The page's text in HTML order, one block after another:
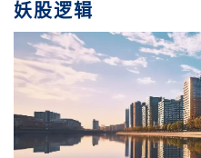
妖股逻辑